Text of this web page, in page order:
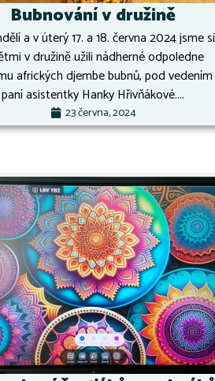
Bubnování v družině
a v úterý 17. a 18. června 2024 jsme si
v družině užili nádherné odpoledne
afrických djembe bubnů, pod vedením
paní asistentky Hanky Hřivňákové....
23 června, 2024